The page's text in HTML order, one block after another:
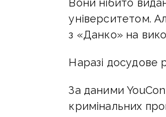
Вони нібито
університетом.
з «Данко» на
Наразі досудове
За даними
кримінальних